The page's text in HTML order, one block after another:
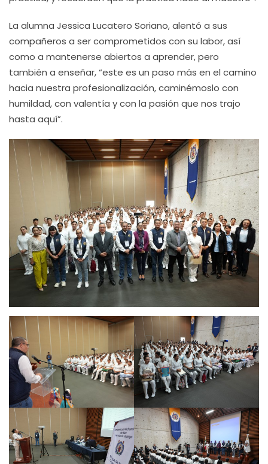
La alumna Jessica Lucatero Soriano, alentó a sus
compañeros a ser comprometidos con su labor, así
como a mantenerse abiertos a aprender, pero
también a enseñar, “este es un paso más en el camino
hacia nuestra profesionalización, caminémoslo con
humildad, con valentía y con la pasión que nos trajo
hasta aquí”.